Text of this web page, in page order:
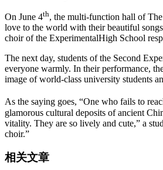
On June 4th, the multi-function hall of
love to the world with their beautiful
choir of the ExperimentalHigh School
The next day, students of the Second
everyone warmly. In their performance,
image of world-class university students
As the saying goes, “One who fails to
glamorous cultural deposits of ancient
vitality. They are so lively and cute,” a
choir.”
相关文章